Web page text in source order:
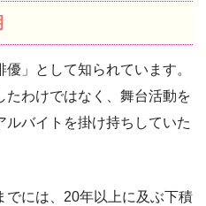
」として知られています。
たわけではなく、舞台活動を
バイトを掛け持ちしていた
でには、20年以上に及ぶ下積